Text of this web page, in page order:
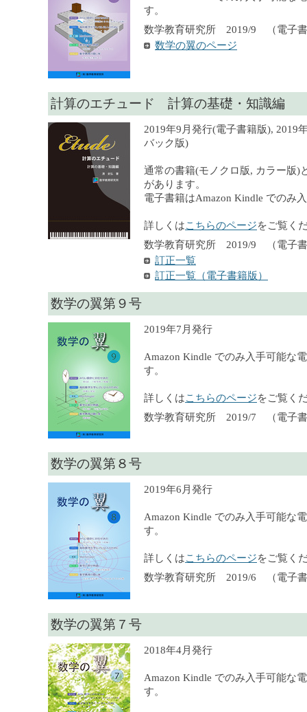
す。
数学教育研究所 2019/9 （電子
数学の翼のページ
計算のエチュード 計算の基礎・知識編
2019年9月発行(電子書籍版), 2019
バック版)
通常の書籍(モノクロ版, カラー版)
があります。
電子書籍はAmazon Kindle でのみ
詳しくはこちらのページをご覧く
数学教育研究所 2019/9 （電子書
訂正一覧
訂正一覧（電子書籍版）
数学の翼第９号
2019年7月発行
Amazon Kindle でのみ入手可能な
す。
詳しくはこちらのページをご覧く
数学教育研究所 2019/7 （電子
数学の翼第８号
2019年6月発行
Amazon Kindle でのみ入手可能な
す。
詳しくはこちらのページをご覧く
数学教育研究所 2019/6 （電子
数学の翼第７号
2018年4月発行
Amazon Kindle でのみ入手可能な
す。